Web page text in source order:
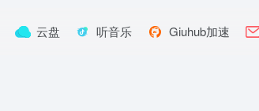
云盘 听音乐 Giuhub加速